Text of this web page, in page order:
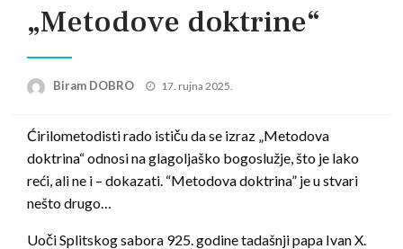
„Metodove doktrine“
Biram DOBRO
Posted
17. rujna 2025.
Ćirilometodisti rado ističu da se izraz „Metodova
doktrina“ odnosi na glagoljaško bogoslužje, što je lako
reći, ali ne i – dokazati. “Metodova doktrina” je u stvari
nešto drugo…
Uoči Splitskog sabora 925. godine tadašnji papa Ivan X.